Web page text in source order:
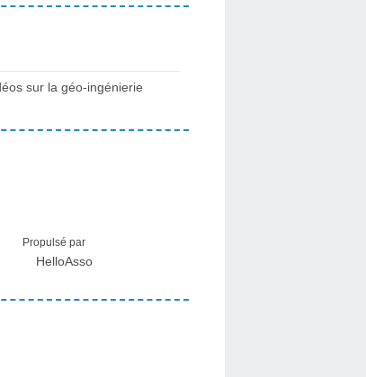
sur la géo-ingénierie
Propulsé par
HelloAsso